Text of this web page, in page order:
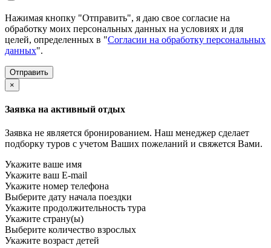
Нажимая кнопку "Отправить", я даю свое согласие на
обработку моих персональных данных на условиях и для
целей, определенных в "Согласии на обработку персональных
данных".
×
Заявка на активный отдых
Заявка не является бронированием. Наш менеджер сделает
подборку туров с учетом Ваших пожеланий и свяжется Вами.
Укажите ваше имя
Укажите ваш E-mail
Укажите номер телефона
Выберите дату начала поездки
Укажите продолжительность тура
Укажите страну(ы)
Выберите количество взрослых
Укажите возраст детей